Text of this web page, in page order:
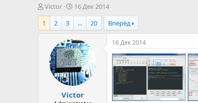
А
в
т
о
Victor
Д
а
а
н
а
ч
а
л
а
16 Дек 2014
1
2 3 ... 20 Вперёд
Victor
16 Дек 2014